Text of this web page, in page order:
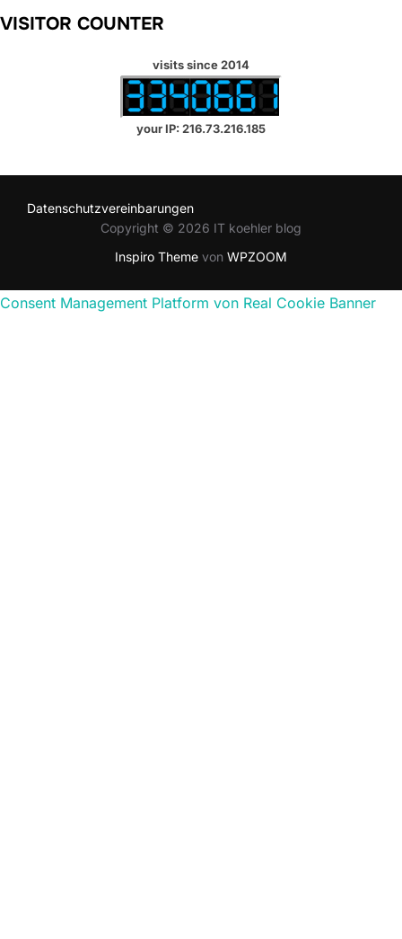
VISITOR COUNTER
visits since 2014
your IP: 216.73.216.185
Datenschutzvereinbarungen
Copyright © 2026 IT koehler blog
Inspiro Theme
WPZOOM
Consent Management Platform von Real Cookie Banner